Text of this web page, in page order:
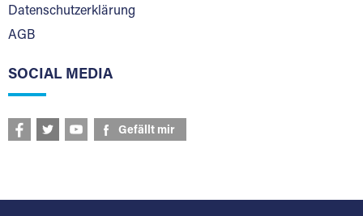
Datenschutzerklärung
AGB
SOCIAL MEDIA
Gefällt mir